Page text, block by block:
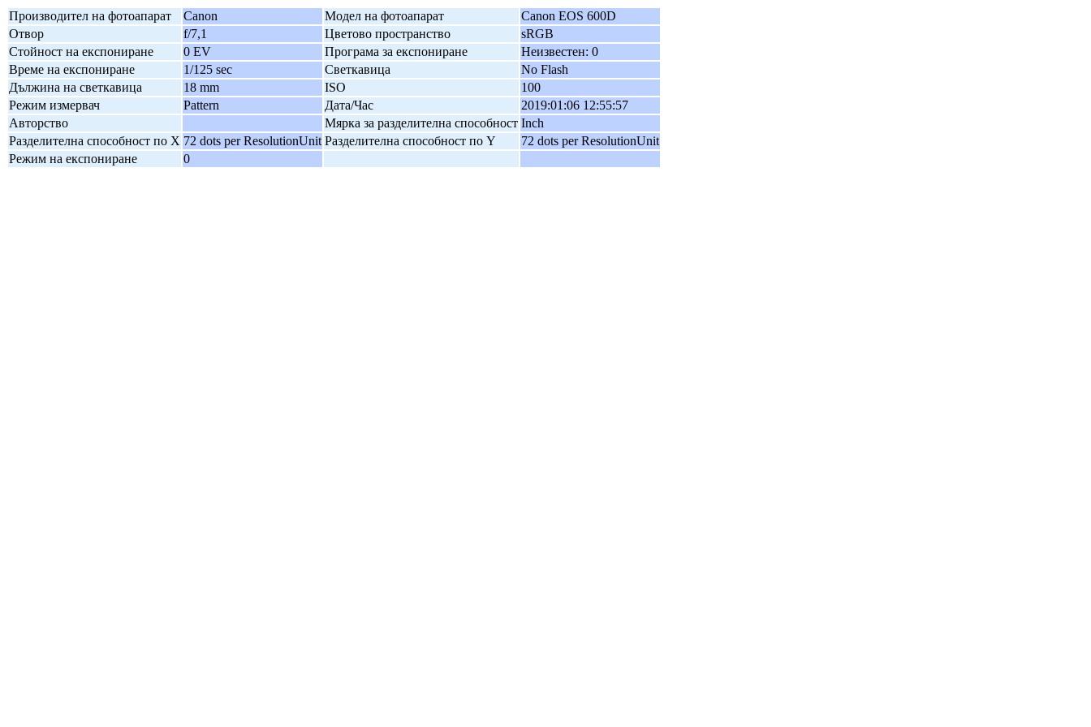
Производител на фотоапарат Canon Модел на фотоапарат
Canon EOS 600D
Отвор
f/7,1 Цветово пространство
sRGB
Стойност на експониране
0 EV Програма за експониране
Неизвестен: 0
Време на експониране
1/125 sec Светкавица
No Flash
Дължина на светкавица
18 mm ISO
100
Режим измервач
Pattern Дата/Час
2019:01:06 12:55:57
Авторство
Мярка за разделителна способност Inch
Разделителна способност по X 72 dots per ResolutionUnit Разделителна способност по Y
72 dots per ResolutionUnit
Режим на експониране
0